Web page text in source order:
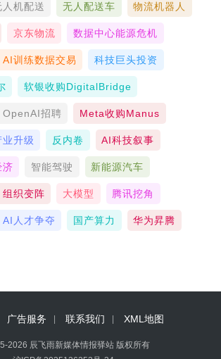
人机配送 无人配送车 物流机器人
京东物流 数据中心能源危机
AI训练数据交易 科技巨头投资
软银收购DigitalBridge
OpenAI招聘 Meta收购Manus
业升级 反内卷 AI科技叙事
济 智能驾驶 新能源汽车
组织变阵 大模型 腾讯挖角
AI人才争夺 国产算力 华为昇腾
广告服务 联系我们 XML地图
2026 辰飞雨新媒体情报驿站 版权所有